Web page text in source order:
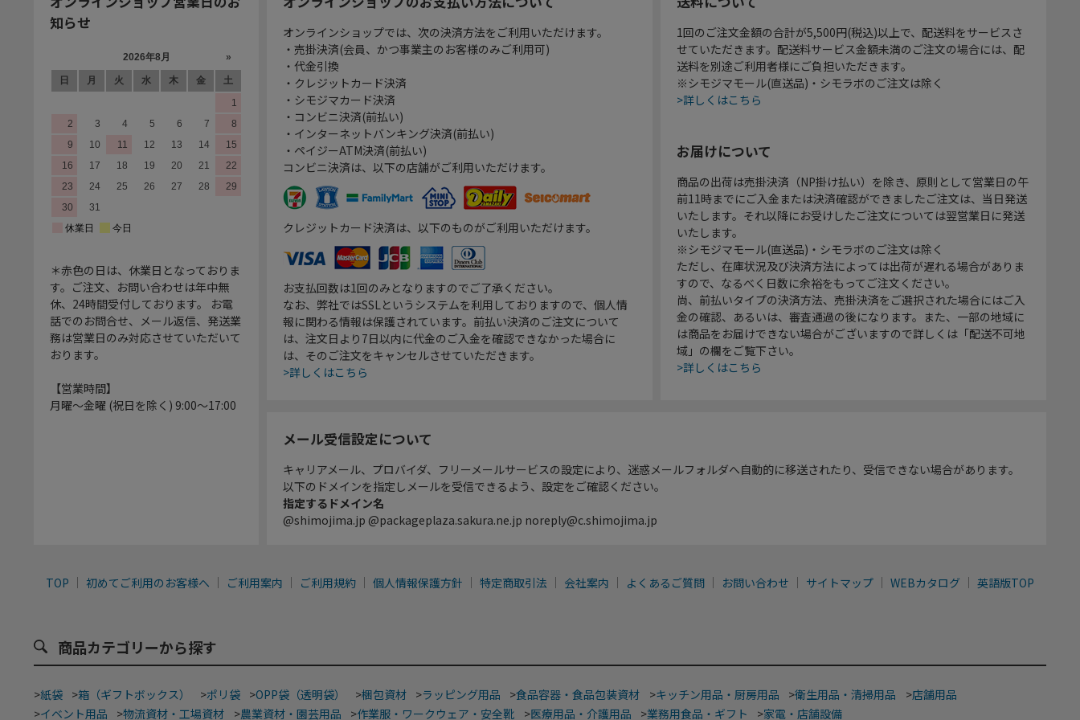
知らせ
＊赤色の日は、休業日となっておりま
す。ご注文、お問い合わせは年中無
休、24時間受付しております。 お電
話でのお問合せ、メール返信、発送業
務は営業日のみ対応させていただいて
おります。
【営業時間】
月曜～金曜 (祝日を除く) 9:00～17:00
オンラインショップでは、次の決済方法をご利用いただけます。
・売掛決済(会員、かつ事業主のお客様のみご利用可)
・代金引換
・クレジットカード決済
・シモジマカード決済
・コンビニ決済(前払い)
・インターネットバンキング決済(前払い)
・ペイジーATM決済(前払い)
コンビニ決済は、以下の店舗がご利用いただけます。
クレジットカード決済は、以下のものがご利用いただけます。
お支払回数は1回のみとなりますのでご了承ください。
なお、弊社ではSSLというシステムを利用しておりますので、個人情
報に関わる情報は保護されています。前払い決済のご注文について
は、注文日より7日以内に代金のご入金を確認できなかった場合に
は、そのご注文をキャンセルさせていただきます。
>詳しくはこちら
1回のご注文金額の合計が5,500円(税込)以上で、配送料をサービスさ
せていただきます。配送料サービス金額未満のご注文の場合には、配
送料を別途ご利用者様にご負担いただきます。
※シモジマモール(直送品)・シモラボのご注文は除く
>詳しくはこちら
お届けについて
商品の出荷は売掛決済（NP掛け払い）を除き、原則として営業日の午
前11時までにご入金または決済確認ができましたご注文は、当日発送
いたします。それ以降にお受けしたご注文については翌営業日に発送
いたします。
※シモジマモール(直送品)・シモラボのご注文は除く
ただし、在庫状況及び決済方法によっては出荷が遅れる場合がありま
すので、なるべく日数に余裕をもってご注文ください。
尚、前払いタイプの決済方法、売掛決済をご選択された場合にはご入
金の確認、あるいは、審査通過の後になります。また、一部の地域に
は商品をお届けできない場合がございますので詳しくは「配送不可地
域」の欄をご覧下さい。
>詳しくはこちら
メール受信設定について
キャリアメール、プロバイダ、フリーメールサービスの設定により、迷惑メールフォルダへ自動的に移送されたり、受信できない場合があります。
以下のドメインを指定しメールを受信できるよう、設定をご確認ください。
指定するドメイン名
@shimojima.jp @packageplaza.sakura.ne.jp noreply@c.shimojima.jp
TOP 初めてご利用のお客様へ ご利用案内 ご利用規約 個人情報保護方針 特定商取引法 会社案内 よくあるご質問 お問い合わせ サイトマップ WEBカタログ 英語版TOP
商品カテゴリーから探す
>紙袋 >箱（ギフトボックス） >ポリ袋 >OPP袋（透明袋） >梱包資材 >ラッピング用品 >食品容器・食品包装資材 >キッチン用品・厨房用品 >衛生用品・清掃用品 >店舗用品
>イベント用品 >物流資材・工場資材 >農業資材・園芸用品 >作業服・ワークウェア・安全靴 >医療用品・介護用品 >業務用食品・ギフト >家電・店舗設備